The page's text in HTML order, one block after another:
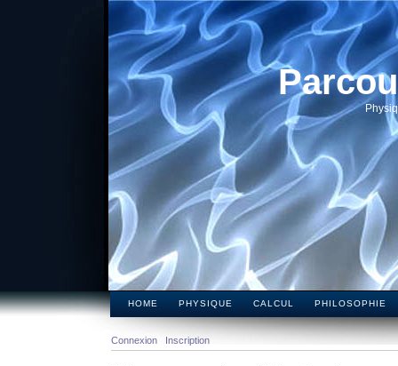
HOME PHYSIQUE CALCUL PHILOSOPHIE
Connexion Inscription